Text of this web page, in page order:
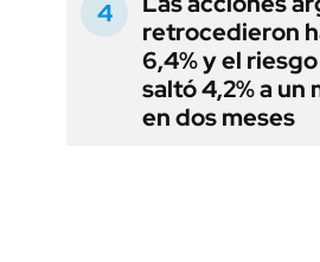
retrocedieron
6,4% y el
saltó 4,2% a un
en dos meses